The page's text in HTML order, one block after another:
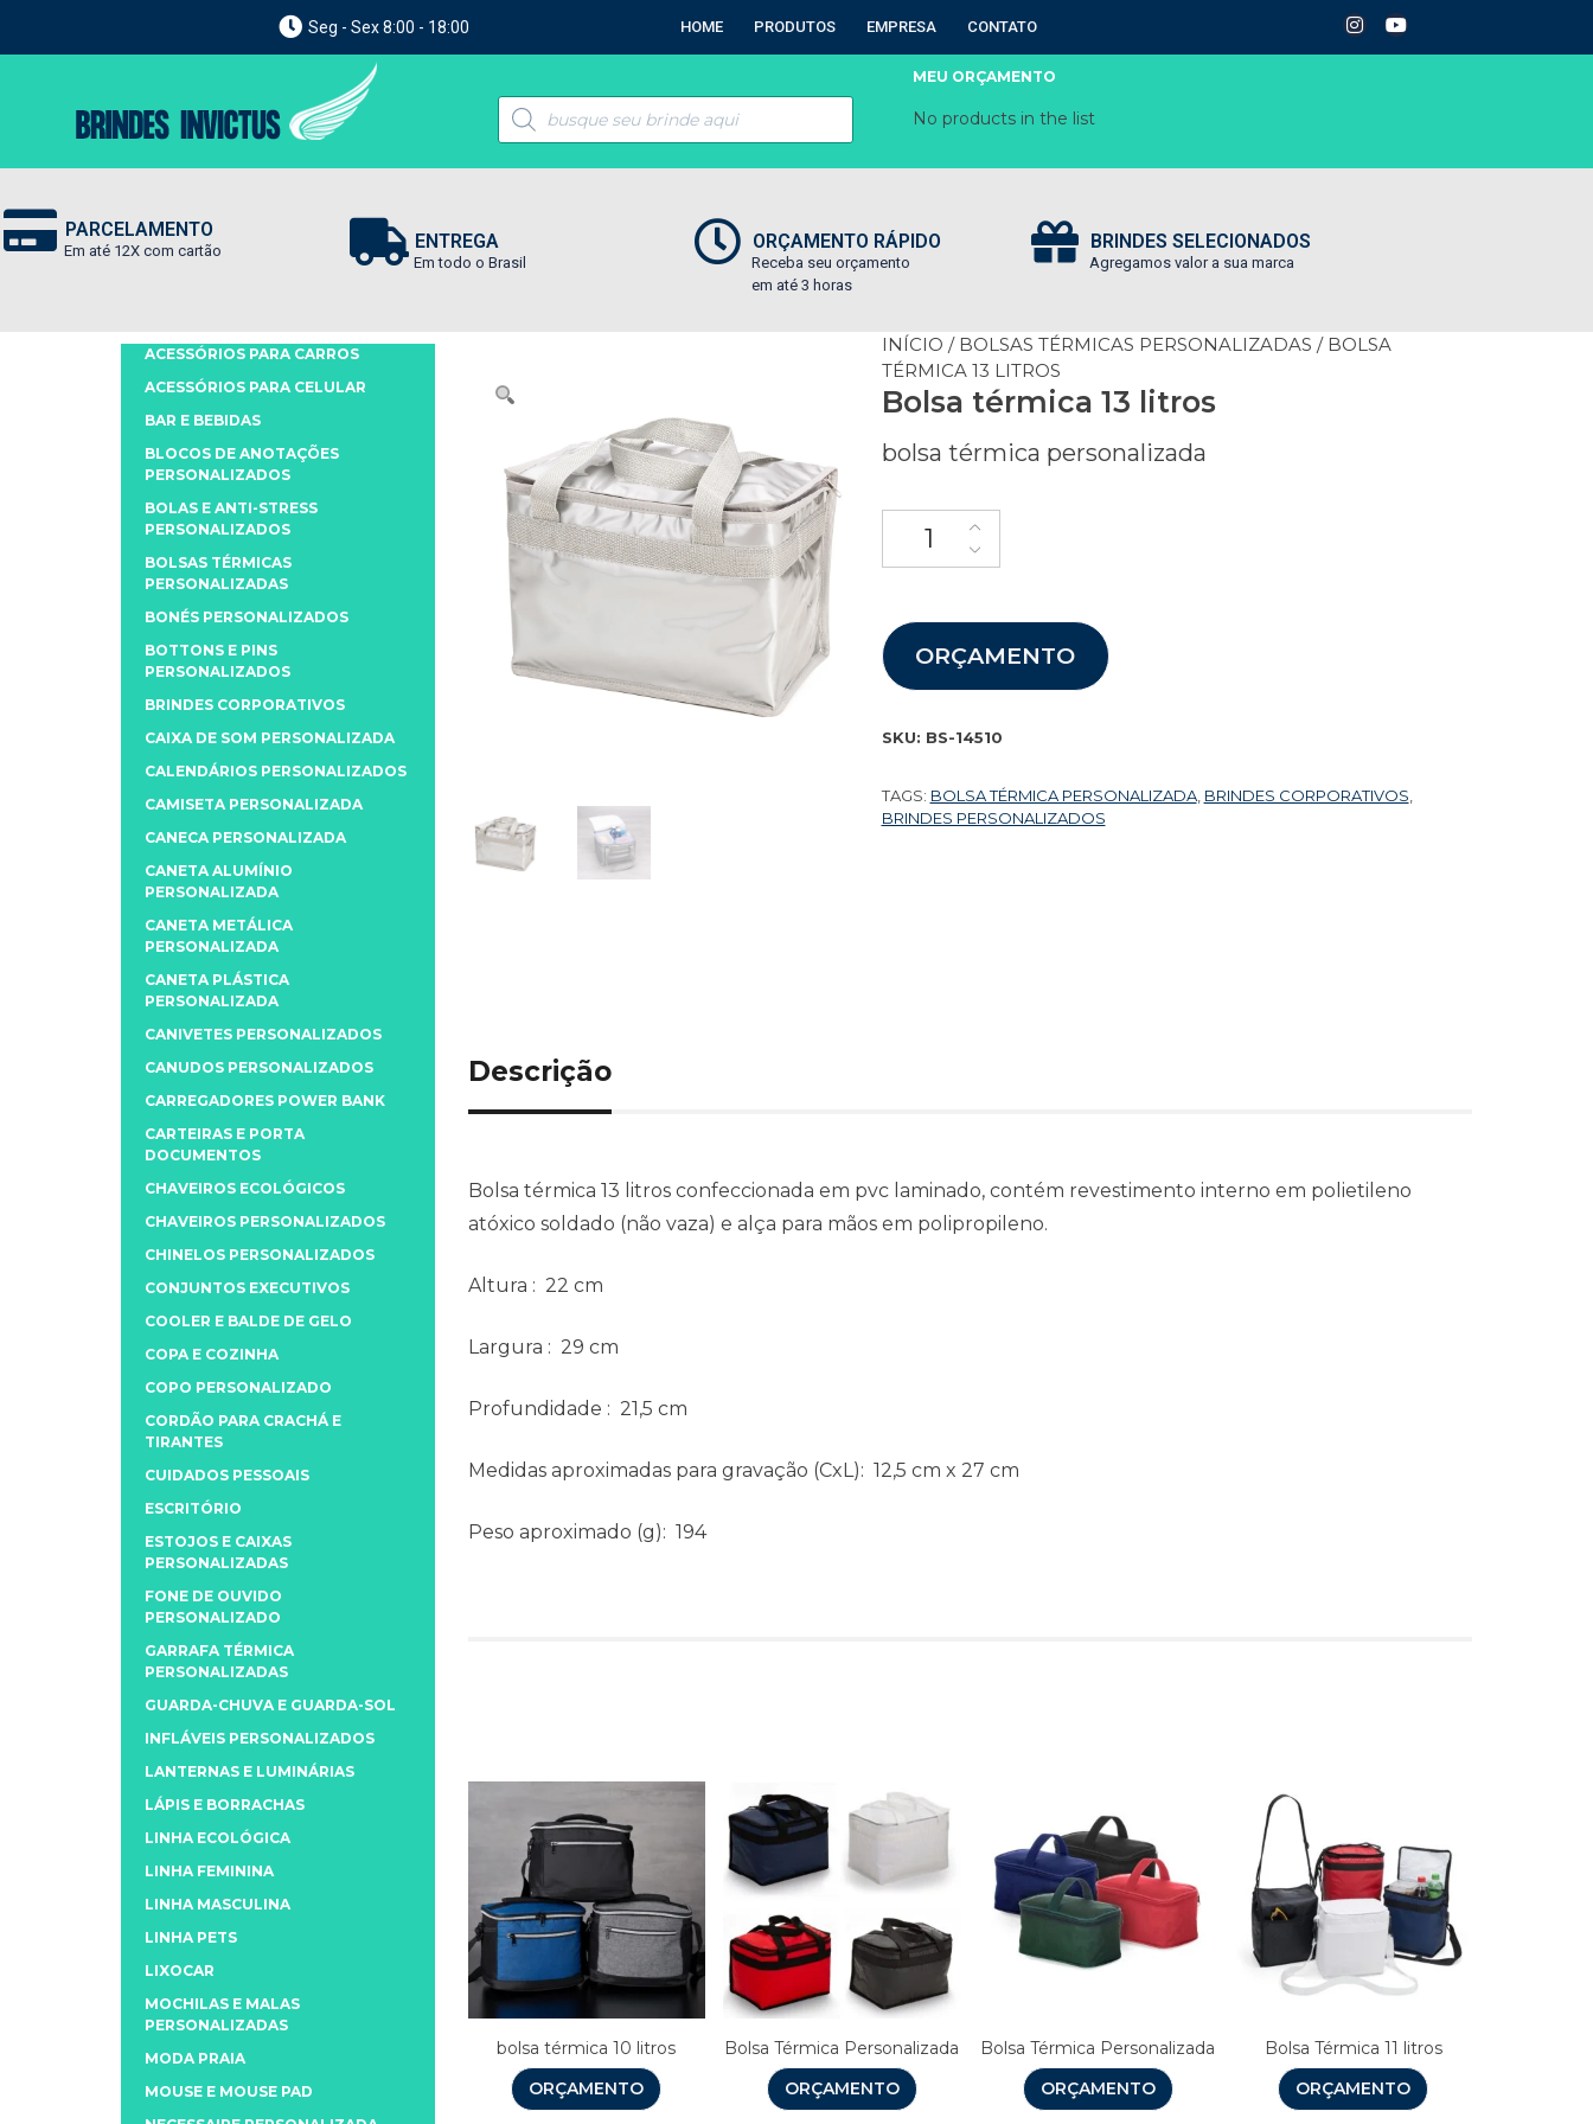
Seg - Sex 8:00 - 18:00 HOME PRODUTOS EMPRESA CONTATO
MEU ORÇAMENTO
No products in the list
PARCELAMENTO
Em até 12X com cartão ENTREGA
Em todo o Brasil
ORÇAMENTO RÁPIDO
Receba seu orçamento
em até 3 horas
BRINDES SELECIONADOS
Agregamos valor a sua marca
INÍCIO / BOLSAS TÉRMICAS PERSONALIZADAS / BOLSA
TÉRMICA 13 LITROS
Bolsa térmica 13 litros
bolsa térmica personalizada
ORÇAMENTO
SKU: BS-14510
TAGS: BOLSA TÉRMICA PERSONALIZADA, BRINDES CORPORATIVOS
BRINDES PERSONALIZADOS
Descrição
Bolsa térmica 13 litros confeccionada em pvc laminado, contém revestimento interno em polietileno
atóxico soldado (não vaza) e alça para mãos em polipropileno.
Altura : 22 cm
Largura : 29 cm
Profundidade : 21,5 cm
Medidas aproximadas para gravação (CxL): 12,5 cm x 27 cm
Peso aproximado (g): 194
bolsa térmica 10 litros
ORÇAMENTO
Bolsa Térmica Personalizada
ORÇAMENTO
Bolsa Térmica Personalizada
ORÇAMENTO
Bolsa Térmica 11 litros
ORÇAMENTO
ACESSÓRIOS PARA CARROS
ACESSÓRIOS PARA CELULAR
BAR E BEBIDAS
BLOCOS DE ANOTAÇÕES
PERSONALIZADOS
BOLAS E ANTI-STRESS
PERSONALIZADOS
BOLSAS TÉRMICAS
PERSONALIZADAS
BONÉS PERSONALIZADOS
BOTTONS E PINS
PERSONALIZADOS
BRINDES CORPORATIVOS
CAIXA DE SOM PERSONALIZADA
CALENDÁRIOS PERSONALIZADOS
CAMISETA PERSONALIZADA
CANECA PERSONALIZADA
CANETA ALUMÍNIO
PERSONALIZADA
CANETA METÁLICA
PERSONALIZADA
CANETA PLÁSTICA
PERSONALIZADA
CANIVETES PERSONALIZADOS
CANUDOS PERSONALIZADOS
CARREGADORES POWER BANK
CARTEIRAS E PORTA
DOCUMENTOS
CHAVEIROS ECOLÓGICOS
CHAVEIROS PERSONALIZADOS
CHINELOS PERSONALIZADOS
CONJUNTOS EXECUTIVOS
COOLER E BALDE DE GELO
COPA E COZINHA
COPO PERSONALIZADO
CORDÃO PARA CRACHÁ E
TIRANTES
CUIDADOS PESSOAIS
ESCRITÓRIO
ESTOJOS E CAIXAS
PERSONALIZADAS
FONE DE OUVIDO
PERSONALIZADO
GARRAFA TÉRMICA
PERSONALIZADAS
GUARDA-CHUVA E GUARDA-SOL
INFLÁVEIS PERSONALIZADOS
LANTERNAS E LUMINÁRIAS
LÁPIS E BORRACHAS
LINHA ECOLÓGICA
LINHA FEMININA
LINHA MASCULINA
LINHA PETS
LIXOCAR
MOCHILAS E MALAS
PERSONALIZADAS
MODA PRAIA
MOUSE E MOUSE PAD